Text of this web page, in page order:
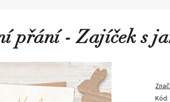
přání - Zajíček s
Kód: